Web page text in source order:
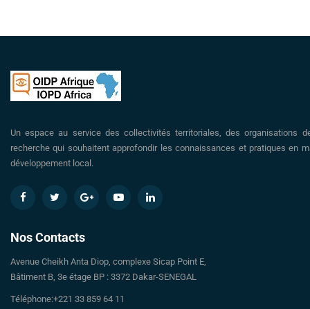
Un espace au service des collectivités territoriales, des organisations
recherche qui souhaitent approfondir les connaissances et pratiques en
développement local.
Nos Contacts
Avenue Cheikh Anta Diop, complexe Sicap Point E,
Bâtiment B, 3e étage BP : 3372 Dakar-SENEGAL
Téléphone:+221 33 859 64 11